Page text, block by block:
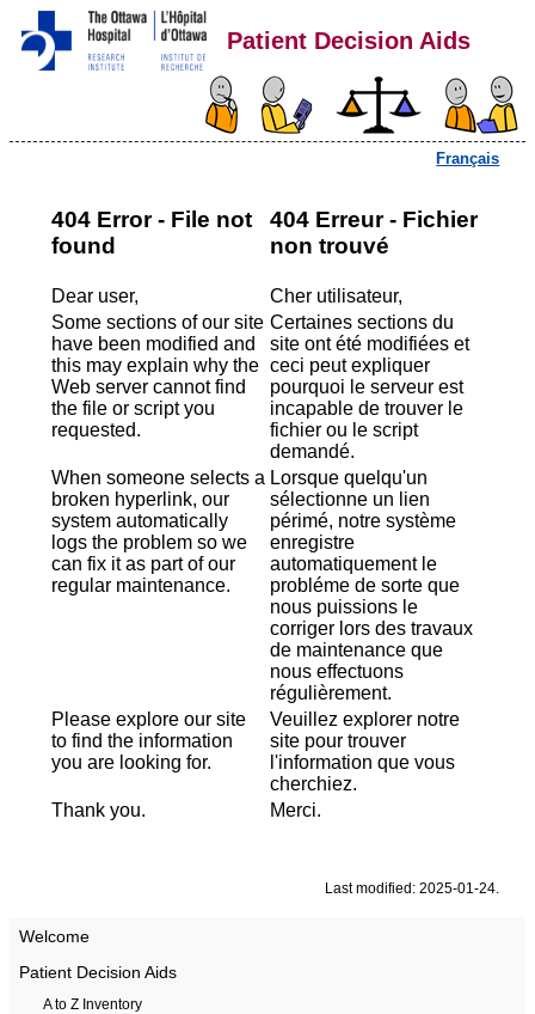
Patient Decision Aids
Français
404 Error - File not
found
404 Erreur - Fichier
non trouvé
Dear user,
Cher utilisateur,
Some sections of our site
have been modified and
this may explain why the
Web server cannot find
the file or script you
requested.
Certaines sections du
site ont été modifiées et
ceci peut expliquer
pourquoi le serveur est
incapable de trouver le
fichier ou le script
demandé.
When someone selects a
broken hyperlink, our
system automatically
logs the problem so we
can fix it as part of our
regular maintenance.
Lorsque quelqu'un
sélectionne un lien
périmé, notre système
enregistre
automatiquement le
probléme de sorte que
nous puissions le
corriger lors des travaux
de maintenance que
nous effectuons
régulièrement.
Please explore our site
to find the information
you are looking for.
Veuillez explorer notre
site pour trouver
l'information que vous
cherchiez.
Thank you.
Merci.
Last modified: 2025-01-24.
Welcome
Patient Decision Aids
A to Z Inventory